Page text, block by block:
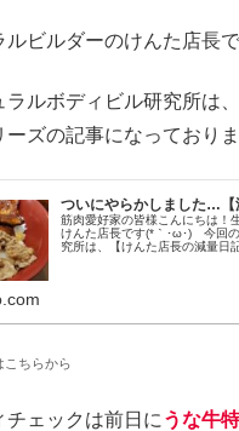
ビルダーのけんた店長
ラルボディビル研究所は
ーズの記事になっておりま
ついにやらかしました…【
筋肉愛好家の皆様こんにちは！
けんた店長です(*｀･ω･)ゞ今回
究所は、【けんた店長の減量日
こちらから
チェックは前日に うな牛